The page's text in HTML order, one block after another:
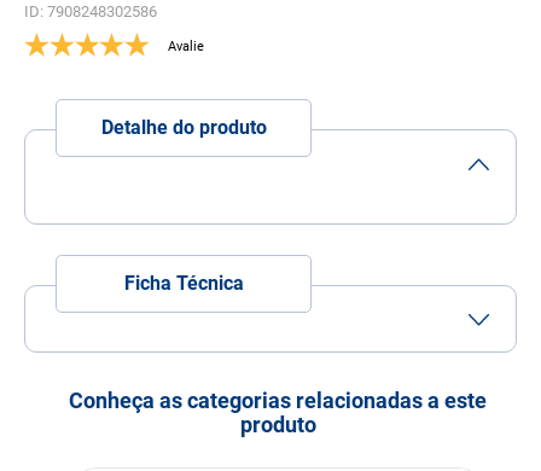
ID: 7908248302586
Detalhe do produto
Ficha Técnica
Conheça as categorias relacionadas a este
produto
5º
ração
8º
sachê gato
10º ração premier